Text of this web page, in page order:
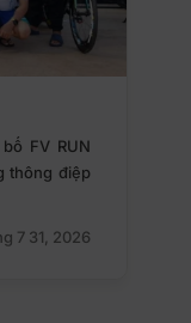
FV RUN
thông điệp
7 31, 2026